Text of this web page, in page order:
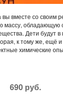
вместе со своим
массу, обладающую
Дети будут в
к тому же, ещё и
химические
690 руб.